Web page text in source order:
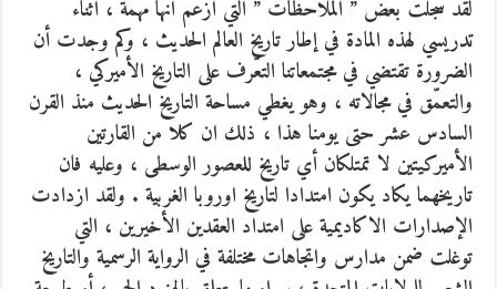
لقد سجلت بعض ” الملاحظات ” التي ازعم أنها مهمة ، أثناء
تدريسي لهذه المادة في إطار تاريخ العالم الحديث ، وكم وجدت أن
الضرورة تقتضي في مجتمعاتنا التعّرف على التاريخ الأميركي ،
والتعمّق في مجالاته ، وهو يغطي مساحة التاريخ الحديث منذ القرن
السادس عشر حتى يومنا هذا ، ذلك ان كلا من القارتين
الأميركيتين لا تمتلكان أي تاريخ للعصور الوسطى ، وعليه فان
تاريخهما يكاد يكون امتدادا لتاريخ اوروبا الغربية . ولقد ازدادت
الإصدارات الاكاديمية على امتداد العقدين الأخيرين ، التي
توغلت ضمن مدارس واتجاهات مختلفة في الرواية الرسمية والتاريخ